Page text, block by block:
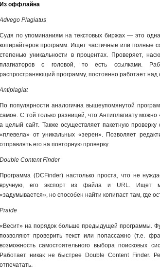
Из оффлайна
Advego Plagiatus
Судя по упоминаниям на текстовых биржах — это
копирайтеров программ. Ищет частичные или полные
степенью уникальности в процентах. Проверяет,
плагиаторов с головой, то есть ссылками.
распространяющий программу, постоянно работает
Аntiplagiat
По популярности аналогична вышеупомянутой
самое. С той только разницей, что Антиплагиату можно
а целый сайт. Также осуществляет пакетную
«плевела» от уникальных «зерен». Позволяет
отправлять его на повторную проверку.
Double Content Finder
Программа (DCFinder) настолько проста, что не
вручную, его экспорт из файла и URL. Ищет
«задумывается», но способен найти копипаст там, где
Prаide
«Весит» на порядок больше предыдущей программы.
позволяют проверить текст или попассажно (т.е.
возможность самостоятельного выбора поисковых
Работает никак не быстрее Double Content Finder.
отпечатать.